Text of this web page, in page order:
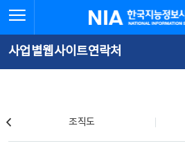
문
로
가
체
뉴
바
가
한국지능정보사회진흥원
사업별웹사이트연락처
조직도